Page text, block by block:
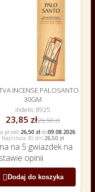
INCENSE PALOSANTO
30GM
Indeks 8925
23,85 zł26,50 zł
przed:26,50 zł·do09.08.2026
Najniższa 30 dni:26,50 zł
na 5 gwiazdek na
opinii
 Dodaj do koszyka